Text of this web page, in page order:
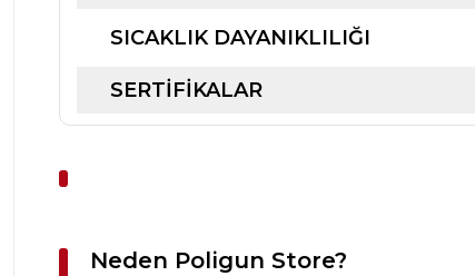
SICAKLIK DAYANIKLILIĞI
SERTIFIKALAR
Neden Poligun Store?